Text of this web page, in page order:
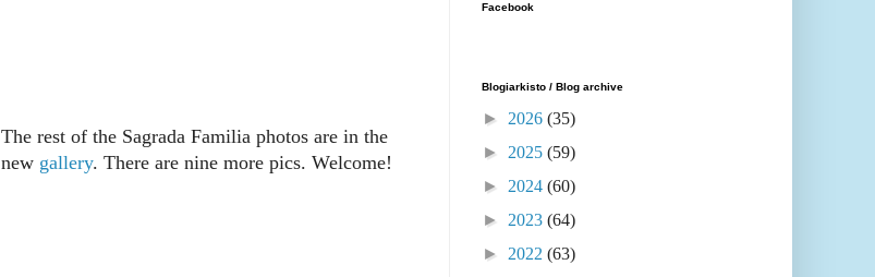
The rest of the Sagrada Familia photos are in the
new gallery. There are nine more pics. Welcome!
Facebook
Blogiarkisto / Blog archive
► 2026 (35)
► 2025 (59)
► 2024 (60)
► 2023 (64)
► 2022 (63)